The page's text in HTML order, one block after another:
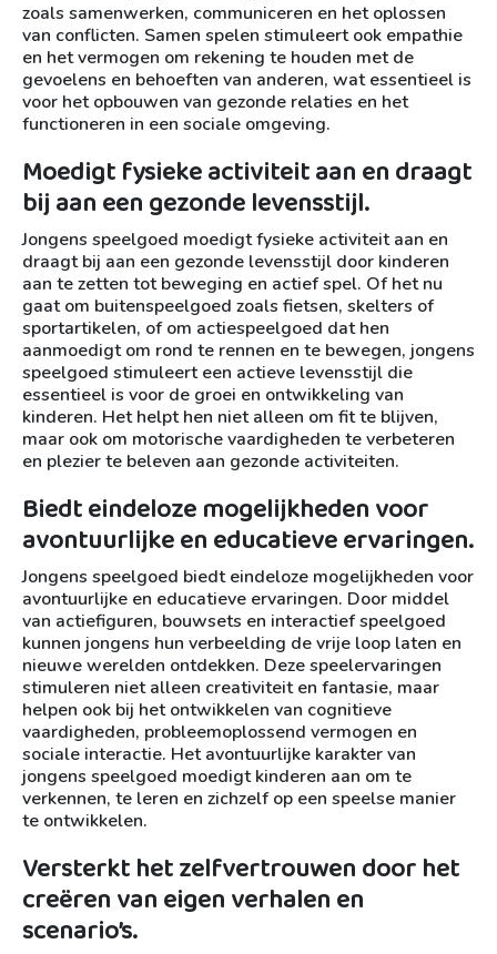
zoals samenwerken, communiceren en het oplossen
van conflicten. Samen spelen stimuleert ook empathie
en het vermogen om rekening te houden met de
gevoelens en behoeften van anderen, wat essentieel is
voor het opbouwen van gezonde relaties en het
functioneren in een sociale omgeving.
Moedigt fysieke activiteit aan en draagt
bij aan een gezonde levensstijl.
Jongens speelgoed moedigt fysieke activiteit aan en
draagt bij aan een gezonde levensstijl door kinderen
aan te zetten tot beweging en actief spel. Of het nu
gaat om buitenspeelgoed zoals fietsen, skelters of
sportartikelen, of om actiespeelgoed dat hen
aanmoedigt om rond te rennen en te bewegen, jongens
speelgoed stimuleert een actieve levensstijl die
essentieel is voor de groei en ontwikkeling van
kinderen. Het helpt hen niet alleen om fit te blijven,
maar ook om motorische vaardigheden te verbeteren
en plezier te beleven aan gezonde activiteiten.
Biedt eindeloze mogelijkheden voor
avontuurlijke en educatieve ervaringen.
Jongens speelgoed biedt eindeloze mogelijkheden voor
avontuurlijke en educatieve ervaringen. Door middel
van actiefiguren, bouwsets en interactief speelgoed
kunnen jongens hun verbeelding de vrije loop laten en
nieuwe werelden ontdekken. Deze speelervaringen
stimuleren niet alleen creativiteit en fantasie, maar
helpen ook bij het ontwikkelen van cognitieve
vaardigheden, probleemoplossend vermogen en
sociale interactie. Het avontuurlijke karakter van
jongens speelgoed moedigt kinderen aan om te
verkennen, te leren en zichzelf op een speelse manier
te ontwikkelen.
Versterkt het zelfvertrouwen door het
creëren van eigen verhalen en
scenario’s.